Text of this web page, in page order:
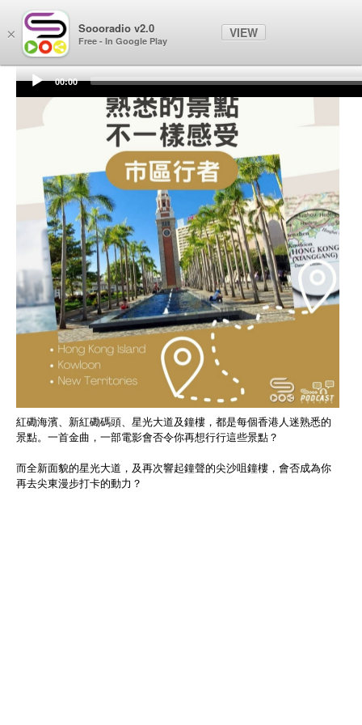
Soooradio
Audio
Player
00:00
紅磡海濱、新紅磡碼頭、星光大道及鐘樓，都是每個香港人迷熟悉的
景點。一首金曲，一部電影會否令你再想行行這些景點？
而全新面貌的星光大道，及再次響起鐘聲的尖沙咀鐘樓，會否成為你
再去尖東漫步打卡的動力？
× Soooradio v2.0
Free - In Google Play
VIEW